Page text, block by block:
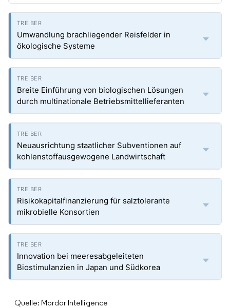
Umwandlung brachliegender Reisfelder in
ökologische Systeme
Breite Einführung von biologischen Lösungen
durch multinationale Betriebsmittellieferanten
Neuausrichtung staatlicher Subventionen auf
kohlenstoffausgewogene Landwirtschaft
Risikokapitalfinanzierung für salztolerante
mikrobielle Konsortien
Innovation bei meeresabgeleiteten
Biostimulanzien in Japan und Südkorea
Quelle: Mordor Intelligence